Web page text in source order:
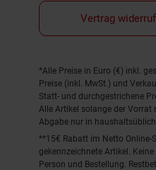
Vertrag
Fußnoten
*Alle Preise in Euro (€) inkl.
Preise (inkl. MwSt.) und
Statt- und durchgestrichene
Alle Artikel solange der Vorrat
Abgabe nur in
**15€ Rabatt im Netto Online-
gekennzeichnete Artikel.
Person und Bestellung.